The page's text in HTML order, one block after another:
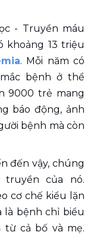
- Truyền máu
khoảng 13 triệu
. Mỗi năm có
bệnh ở thể
9000 trẻ mang
báo động, ảnh
bệnh mà còn
đến vậy, chúng
của nó.
cơ chế kiểu lặn
là bệnh chỉ biểu
từ cả bố và mẹ.